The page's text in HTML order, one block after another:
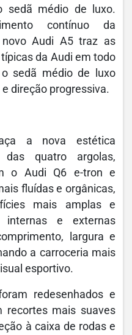
sedã médio de luxo.
contínuo da
Audi A5 traz as
da Audi em todo
sedã médio de luxo
direção progressiva.
a nova estética
quatro argolas,
o Audi Q6 e-tron e
fluídas e orgânicas,
mais amplas e
internas e externas
largura e
a carroceria mais
esportivo.
redesenhados e
recortes mais suaves
à caixa de rodas e